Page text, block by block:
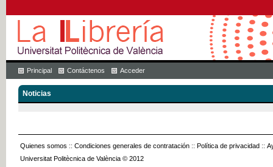
Principal Contáctenos Acceder
Noticias
Quienes somos :: Condiciones generales de contratación :: Política de privacidad ::
Universitat Politècnica de València © 2012